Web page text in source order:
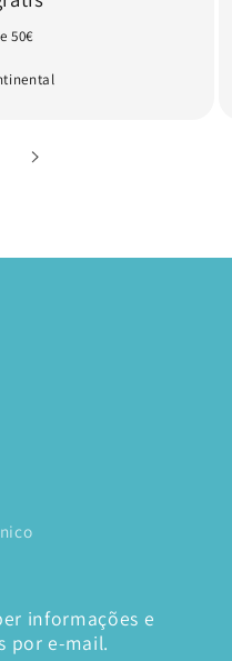
50€
informações e
por e-mail.